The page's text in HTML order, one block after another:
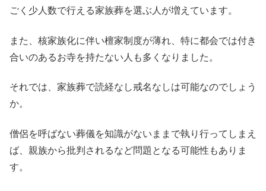
ごく少人数で行える家族葬を選ぶ人が増えています。
また、核家族化に伴い檀家制度が薄れ、特に都会では付き
合いのあるお寺を持たない人も多くなりました。
それでは、家族葬で読経なし戒名なしは可能なのでしょう
か。
僧侶を呼ばない葬儀を知識がないままで執り行ってしまえ
ば、親族から批判されるなど問題となる可能性もありま
す。